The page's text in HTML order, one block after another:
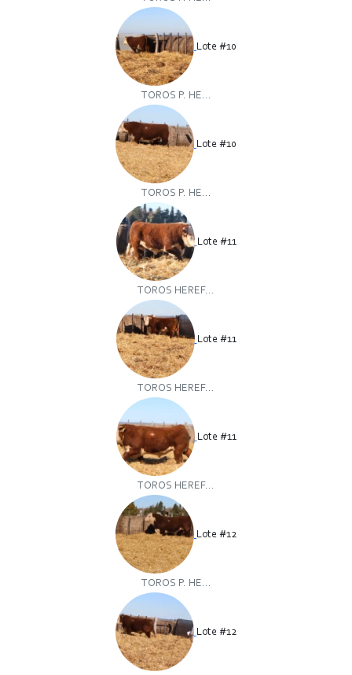
Lote #10
TOROS P. HE...
Lote #10
TOROS P. HE...
Lote #11
TOROS HEREF...
Lote #11
TOROS HEREF...
Lote #11
TOROS HEREF...
Lote #12
TOROS P. HE...
Lote #12